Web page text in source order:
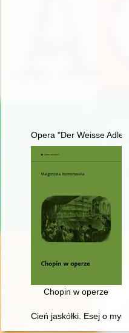
Opera "Der Weisse
Chopin w operze
Cień jaskółki. Esej o